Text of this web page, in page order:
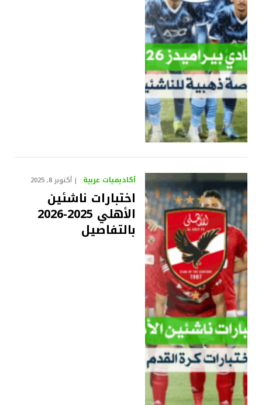
أكاديميات عربية أكتوبر 8, 2025
اختبارات ناشئين
الأهلي 2025-2026
بالتفاصيل